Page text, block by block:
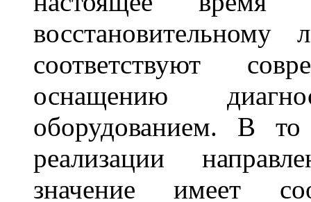
соответствуют
оснащению
оборудованием. В
реализации
значение имеет